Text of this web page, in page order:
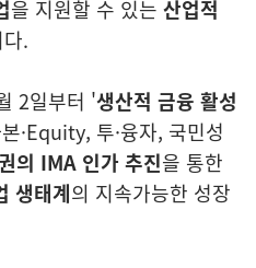
을 지원할 수 있는 산업적
.
2일부터 '생산적 금융 활성
·Equity, 투·융자, 국민성
의 IMA 인가 추진을 통한
생태계의 지속가능한 성장